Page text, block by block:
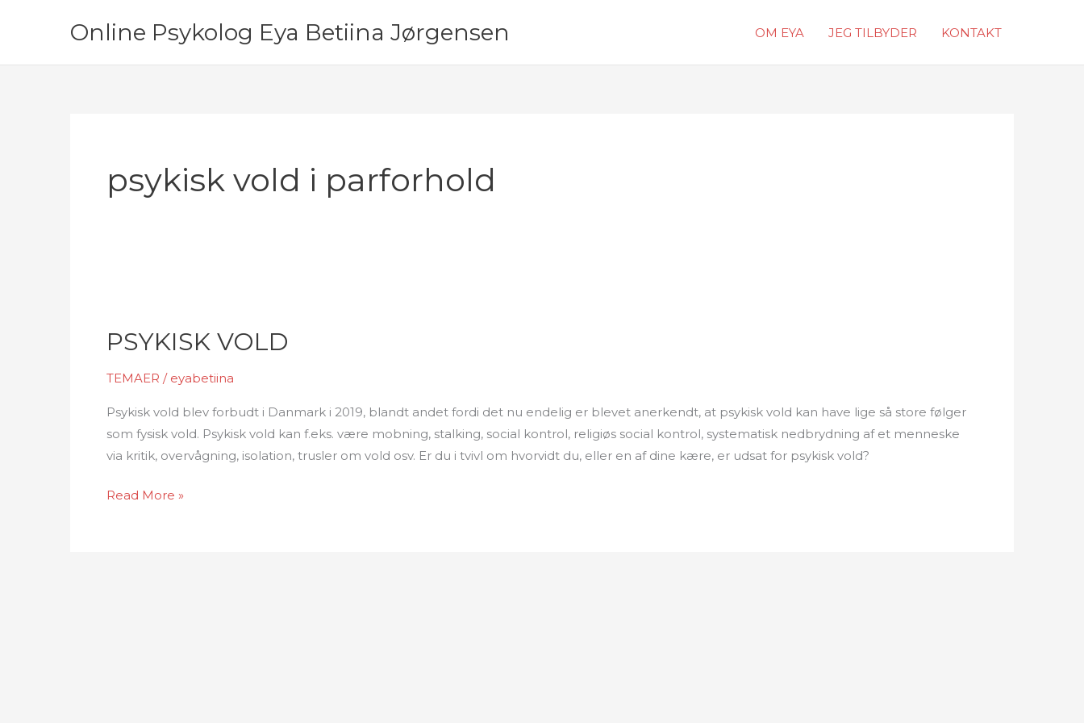
Online Psykolog Eya Betiina Jørgensen OM EYA JEG TILBYDER KONTAKT
psykisk vold i parforhold
PSYKISK VOLD
TEMAER / eyabetiina
Psykisk vold blev forbudt i Danmark i 2019, blandt andet fordi det nu endelig er blevet anerkendt, at psykisk vold kan have lige så store følger
som fysisk vold. Psykisk vold kan f.eks. være mobning, stalking, social kontrol, religiøs social kontrol, systematisk nedbrydning af et menneske
via kritik, overvågning, isolation, trusler om vold osv. Er du i tvivl om hvorvidt du, eller en af dine kære, er udsat for psykisk vold?
PSYKISK
Read More »